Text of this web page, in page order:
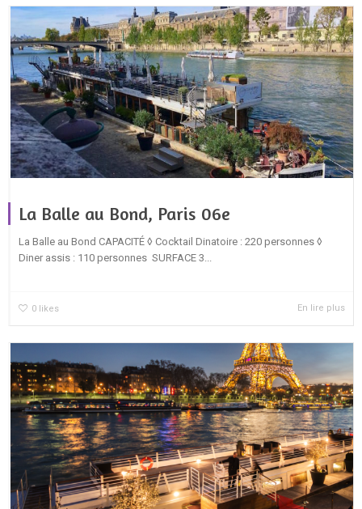
La Balle au Bond, Paris 06e
La Balle au Bond CAPACITÉ ◊ Cocktail Dinatoire : 220 personnes ◊
Diner assis : 110 personnes SURFACE 3...
0 likes En lire plus